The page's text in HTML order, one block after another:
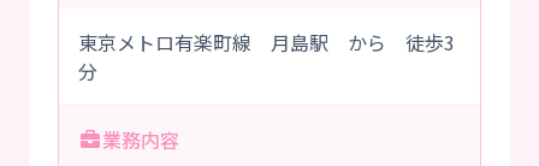
東京メトロ有楽町線 月島駅 から 徒歩3
分
業務内容